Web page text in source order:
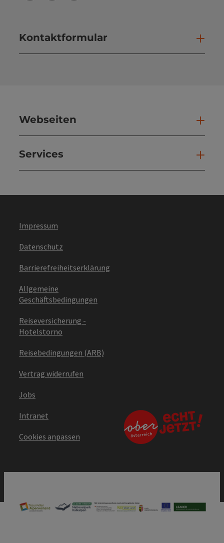
Kontaktformular
Webseiten
Services
Impressum
Datenschutz
Barrierefreiheitserklärung
Allgemeine
Geschäftsbedingungen
Reiseversicherung -
Hotelstorno
Reisebedingungen (ARB)
Vertrag widerrufen
Jobs
Intranet
Cookies anpassen